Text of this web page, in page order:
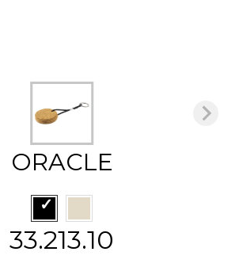
ORACLE
33.213.10